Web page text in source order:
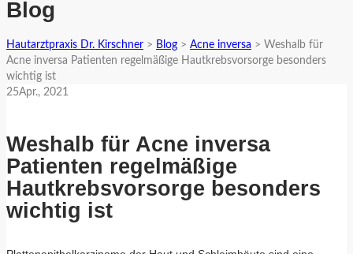
Blog
Hautarztpraxis Dr. Kirschner > Blog > Acne inversa > Weshalb für
Acne inversa Patienten regelmäßige Hautkrebsvorsorge besonders
wichtig ist
25Apr., 2021
Weshalb für Acne inversa
Patienten regelmäßige
Hautkrebsvorsorge besonders
wichtig ist